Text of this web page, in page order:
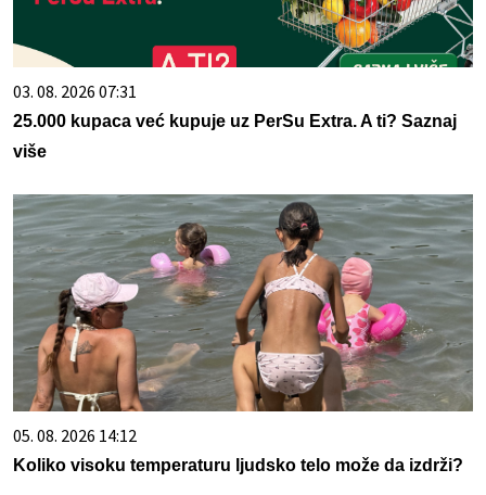
03. 08. 2026 07:31
25.000 kupaca već kupuje uz PerSu Extra. A ti? Saznaj
više
05. 08. 2026 14:12
Koliko visoku temperaturu ljudsko telo može da izdrži?